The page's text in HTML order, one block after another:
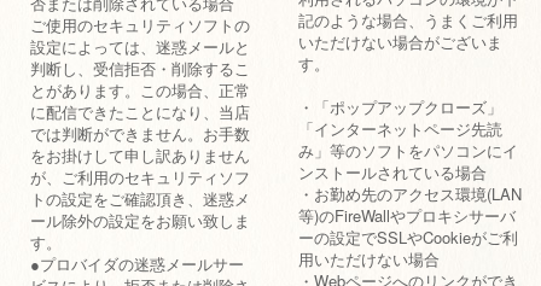
ご使用のセキュリティソフトの
設定によっては、迷惑メールと
判断し、受信拒否・削除するこ
とがあります。この場合、正常
に配信できたことになり、当店
では判断ができません。お手数
をお掛けして申し訳ありません
が、ご利用のセキュリティソフ
トの設定をご確認頂き、迷惑メ
ール除外の設定をお願い致しま
す。
●プロバイダの迷惑メールサー
記のような場合、うまくご利用
いただけない場合がございま
す。
・「ポップアップクローズ」
「インターネットページ先読
み」等のソフトをパソコンにイ
ンストールされている場合
・お勤め先のアクセス環境(LAN
等)のFireWallやプロキシサーバ
ーの設定でSSLやCookieがご利
用いただけない場合
・Webページへのリンクができ